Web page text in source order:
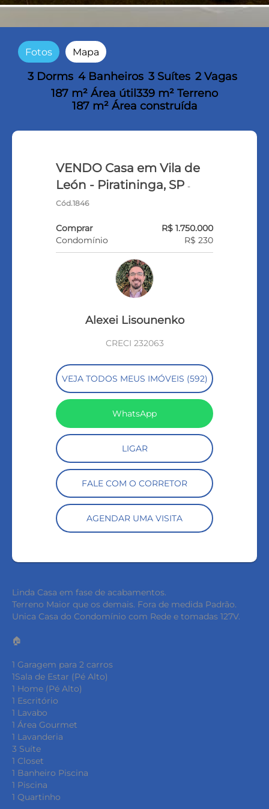
Fotos Mapa
3 Dorms 4 Banheiros 3 Suítes 2 Vagas
187 m² Área útil339 m² Terreno
187 m² Área construída
VENDO Casa em Vila de
León - Piratininga, SP-
Cód.1846
Comprar
R$ 1.750.000
Condomínio
R$ 230
Alexei Lisounenko
CRECI 232063
VEJA TODOS MEUS IMÓVEIS (592)
WhatsApp
LIGAR
FALE COM O CORRETOR
AGENDAR UMA VISITA
Linda Casa em fase de acabamentos.
Terreno Maior que os demais. Fora de medida Padrão.
Unica Casa do Condomínio com Rede e tomadas 127V.
🏠
1 Garagem para 2 carros
1Sala de Estar (Pé Alto)
1 Home (Pé Alto)
1 Escritório
1 Lavabo
1 Área Gourmet
1 Lavanderia
3 Suíte
1 Closet
1 Banheiro Piscina
1 Piscina
1 Quartinho